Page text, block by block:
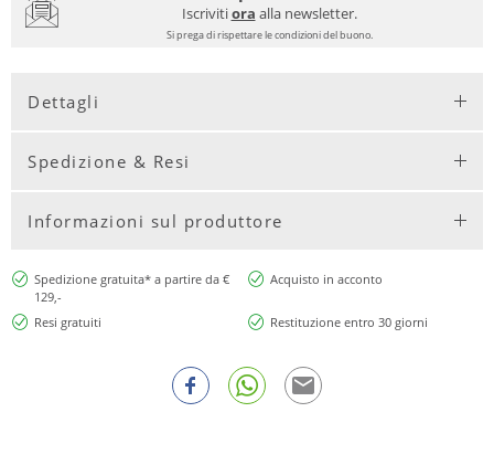
Iscrivitiora alla newsletter.
Si prega di rispettare le condizioni del buono.
Dettagli
Spedizione & Resi
Informazioni sul produttore
Spedizione gratuita* a partire da €
129,-
Acquisto in acconto
Resi gratuiti Restituzione entro 30 giorni